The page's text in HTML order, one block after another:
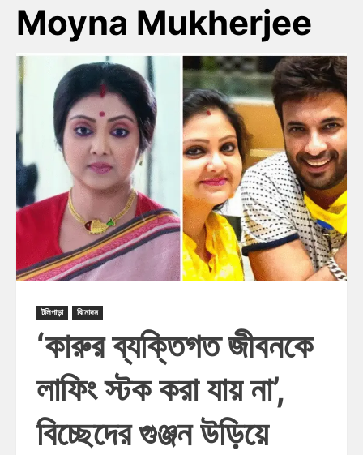
Moyna Mukherjee
টলিপাড়া বিনোদন
‘কারুর ব্যক্তিগত জীবনকে
লাফিং স্টক করা যায় না’,
বিচ্ছেদের গুঞ্জন উড়িয়ে